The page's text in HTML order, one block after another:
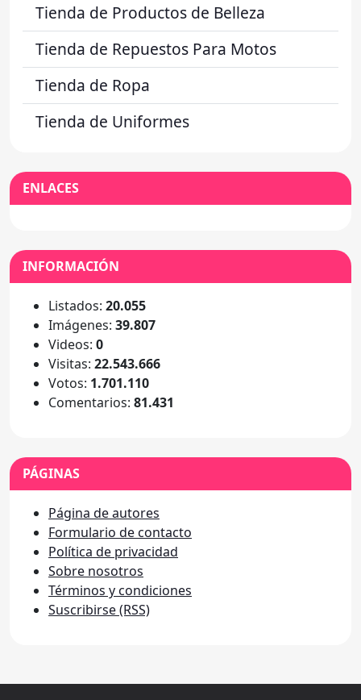
Tienda de Productos de Belleza
Tienda de Repuestos Para Motos
Tienda de Ropa
Tienda de Uniformes
ENLACES
INFORMACIÓN
Listados: 20.055
Imágenes: 39.807
Videos: 0
Visitas: 22.543.666
Votos: 1.701.110
Comentarios: 81.431
PÁGINAS
Página de autores
Formulario de contacto
Política de privacidad
Sobre nosotros
Términos y condiciones
Suscribirse (RSS)